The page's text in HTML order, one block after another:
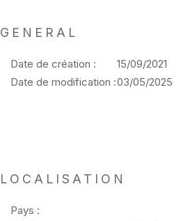
GENERAL
Date de création :
15/09/2021
Date de modification :03/05/2025
LOCALISATION
Pays :